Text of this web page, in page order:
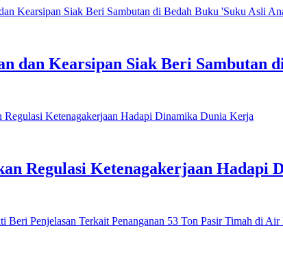
dan Kearsipan Siak Beri Sambutan
Regulasi Ketenagakerjaan Hadapi